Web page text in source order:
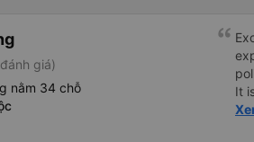
giá)
nằm 34 chỗ
It